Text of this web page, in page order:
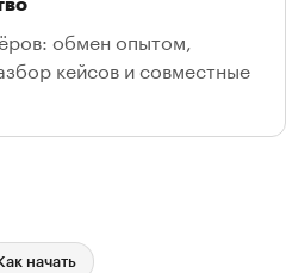
обмен опытом,
кейсов и совместные
начать